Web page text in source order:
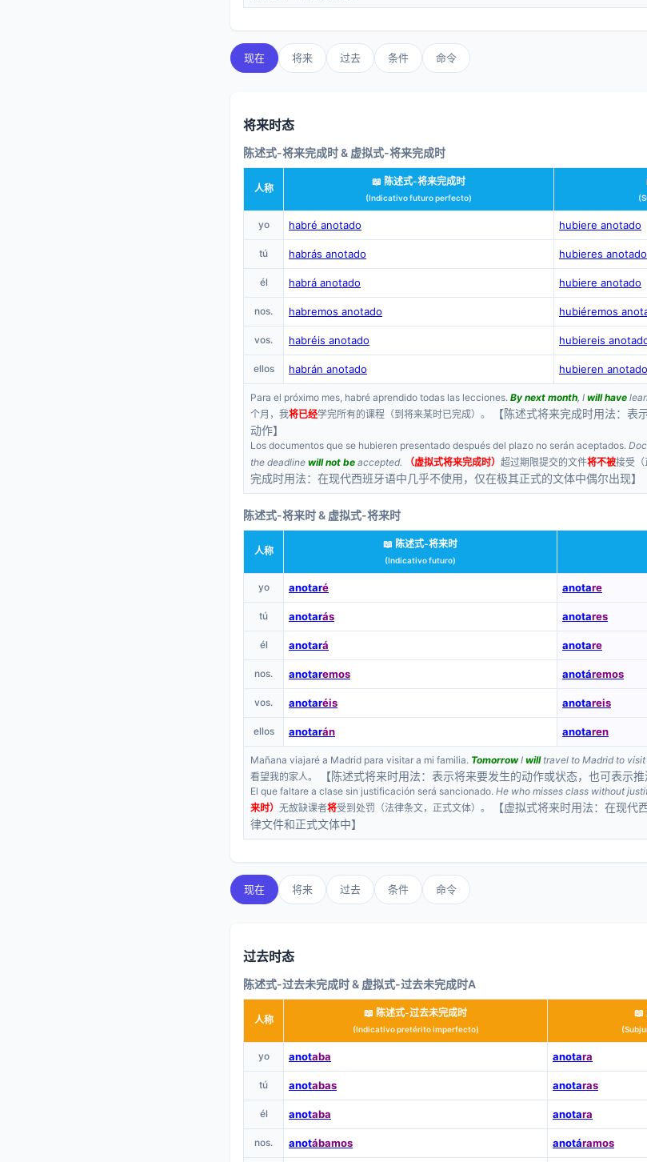
现在 将来 过去 条件 命令
将来时态
陈述式-将来完成时 & 虚拟式-将来完成时
人称
📖 陈述式-将来完成时
(Indicativo futuro perfecto)
yo habré anotado hubiere anotado
tú habrás anotado hubieres anotado
él habrá anotado hubiere anotado
nos. habremos anotado hubiéremos
vos. habréis anotado hubiereis
ellos habrán anotado hubieren anotado
Para el próximo mes, habré aprendido todas las lecciones. By next month, I will have
个月，我将已经学完所有的课程（到将来某时已完成）。
【陈述式将来完成时用法：
动作】
Los documentos que se hubieren presentado después del plazo no serán aceptados.
the deadline will not be accepted. （虚拟式将来完成时） 超过期限提交的文件将不被接受（
完成时用法：在现代西班牙语中几乎不使用，仅在极其正式的文体中偶尔出现】
陈述式-将来时 & 虚拟式-将来时
人称
📖 陈述式-将来时
(Indicativo futuro)
yo anotaré anotare
tú anotarás anotares
él anotará anotare
nos. anotaremos anotáremos
vos. anotaréis anotareis
ellos anotarán anotaren
Mañana viajaré a Madrid para visitar a mi familia. TomorrowI willtravel to Madrid to visit
看望我的家人。
【陈述式将来时用法：表示将来要发生的动作或状态，也可表示推
El que faltare a clase sin justificación será sancionado. He who misses class without
来时） 无故缺课者将受到处罚（法律条文，正式文体）。
【虚拟式将来时用法：在现
律文件和正式文体中】
现在 将来 过去 条件 命令
过去时态
陈述式-过去未完成时 & 虚拟式-过去未完成时A
人称
📖 陈述式-过去未完成时
(Indicativo pretérito imperfecto)
📖
yo anotaba anotara
tú anotabas anotaras
él anotaba anotara
nos. anotábamos anotáramos